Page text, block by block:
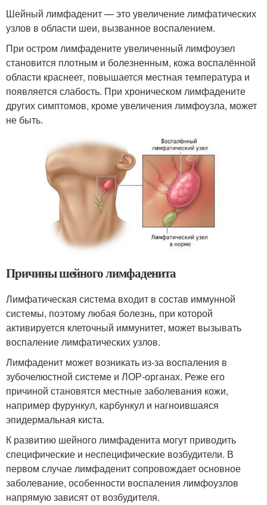
Шейный лимфаденит — это увеличение лимфатических
узлов в области шеи, вызванное воспалением.
При остром лимфадените увеличенный лимфоузел
становится плотным и болезненным, кожа воспалённой
области краснеет, повышается местная температура и
появляется слабость. При хроническом лимфадените
других симптомов, кроме увеличения лимфоузла, может
не быть.
Причины шейного лимфаденита
Лимфатическая система входит в состав иммунной
системы, поэтому любая болезнь, при которой
активируется клеточный иммунитет, может вызывать
воспаление лимфатических узлов.
Лимфаденит может возникать из-за воспаления в
зубочелюстной системе и ЛОР-органах. Реже его
причиной становятся местные заболевания кожи,
например фурункул, карбункул и нагноившаяся
эпидермальная киста.
К развитию шейного лимфаденита могут приводить
специфические и неспецифические возбудители. В
первом случае лимфаденит сопровождает основное
заболевание, особенности воспаления лимфоузлов
напрямую зависят от возбудителя.